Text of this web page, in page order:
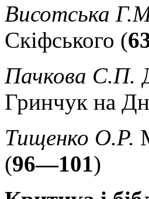
Висотська
Скіфського (
Пачкова С.П.
Гринчук на
Тищенко О.Р.
(96—101)